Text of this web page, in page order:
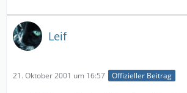
Leif
21. Oktober 2001 um 16:57 Offizieller Beitrag